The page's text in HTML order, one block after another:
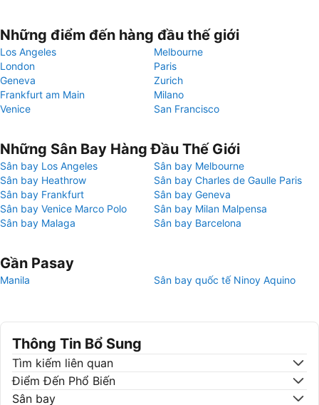
Những điểm đến hàng đầu thế giới
Los Angeles
Melbourne
London
Paris
Geneva
Zurich
Frankfurt am Main
Milano
Venice
San Francisco
Những Sân Bay Hàng Đầu Thế Giới
Sân bay Los Angeles
Sân bay Melbourne
Sân bay Heathrow
Sân bay Charles de Gaulle Paris
Sân bay Frankfurt
Sân bay Geneva
Sân bay Venice Marco Polo
Sân bay Milan Malpensa
Sân bay Malaga
Sân bay Barcelona
Gần Pasay
Manila Sân bay quốc tế Ninoy Aquino
Thông Tin Bổ Sung
Tìm kiếm liên quan
Điểm Đến Phổ Biến
Sân bay